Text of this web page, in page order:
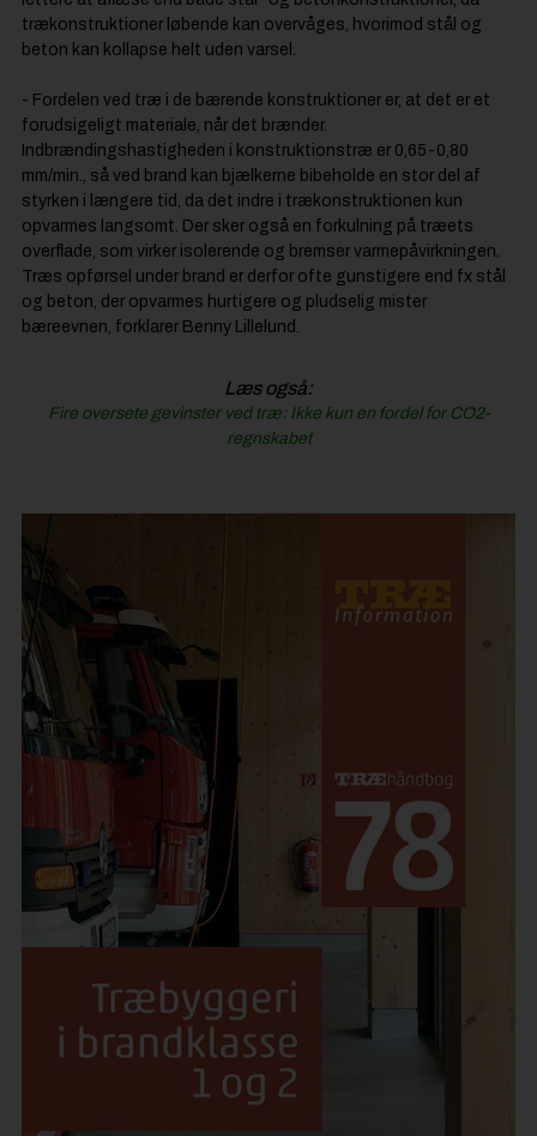
trækonstruktioner løbende kan overvåges, hvorimod stål og
beton kan kollapse helt uden varsel.
- Fordelen ved træ i de bærende konstruktioner er, at det er et
forudsigeligt materiale, når det brænder.
Indbrændingshastigheden i konstruktionstræ er 0,65-0,80
mm/min., så ved brand kan bjælkerne bibeholde en stor del af
styrken i længere tid, da det indre i trækonstruktionen kun
opvarmes langsomt. Der sker også en forkulning på træets
overflade, som virker isolerende og bremser varmepåvirkningen.
Træs opførsel under brand er derfor ofte gunstigere end fx stål
og beton, der opvarmes hurtigere og pludselig mister
bæreevnen, forklarer Benny Lillelund.
Læs også:
Fire oversete gevinster ved træ: Ikke kun en fordel for CO2-
regnskabet